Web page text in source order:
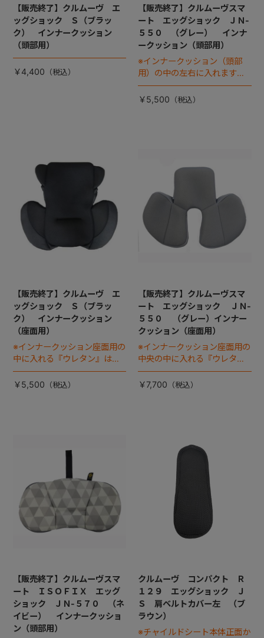
【販売終了】クルムーヴ エ
ッグショック Ｓ（ブラッ
ク） インナークッション
（頭部用）
￥4,400
【販売終了】クルムーヴスマ
ート エッグショック ＪＮ-
５５０ （グレー） インナ
ークッション（頭部用）
※インナークッション（頭部
用）の中の左右に入れます
『サイドウレタン』は別売り
です
￥5,500
【販売終了】クルムーヴ エ
ッグショック Ｓ（ブラッ
ク） インナークッション
（座面用）
※インナークッション座面用の
中に入れる『ウレタン』は別
売りです
￥5,500
【販売終了】クルムーヴスマ
ート エッグショック ＪＮ-
５５０ （グレー）インナー
クッション（座面用）
※インナークッション座面用の
中央の中に入れる『ウレタ
ン』は別売りです
￥7,700
【販売終了】クルムーヴスマ
ート ＩＳＯＦＩＸ エッグ
ショック ＪＮ-５７０ （ネ
イビー） インナークッショ
ン（頭部用）
クルムーヴ コンパクト Ｒ
１２９ エッグショック Ｊ
Ｓ 肩ベルトカバー左 （ブ
ラウン）
※チャイルドシート本体正面か